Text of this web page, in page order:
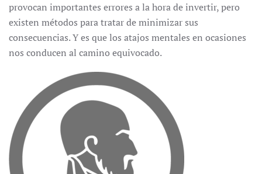
provocan importantes errores a la hora de invertir, pero
existen métodos para tratar de minimizar sus
consecuencias. Y es que los atajos mentales en ocasiones
nos conducen al camino equivocado.